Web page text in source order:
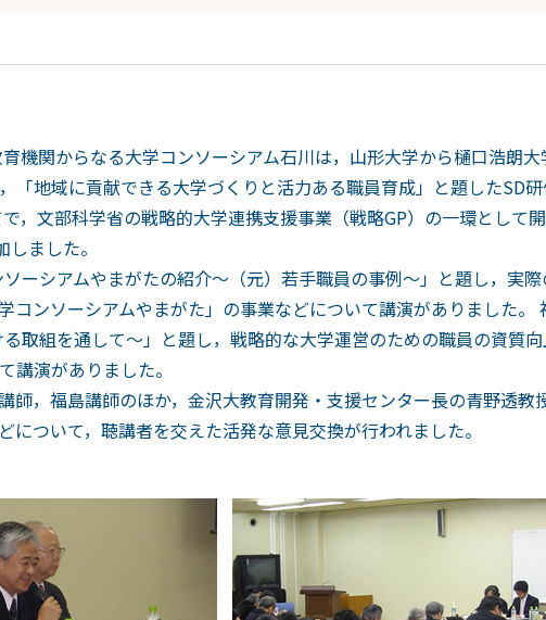
機関からなる大学コンソーシアム石川は，山形大学から樋口浩朗
「地域に貢献できる大学づくりと活力ある職員育成」と題したSD
，文部科学省の戦略的大学連携支援事業（戦略GP）の一環として
ました。
ーシアムやまがたの紹介～（元）若手職員の事例～」と題し，実
コンソーシアムやまがた」の事業などについて講演がありました。
取組を通して～」と題し，戦略的な大学運営のための職員の資質
講演がありました。
師，福島講師のほか，金沢大教育開発・支援センター長の青野透教
ついて，聴講者を交えた活発な意見交換が行われました。